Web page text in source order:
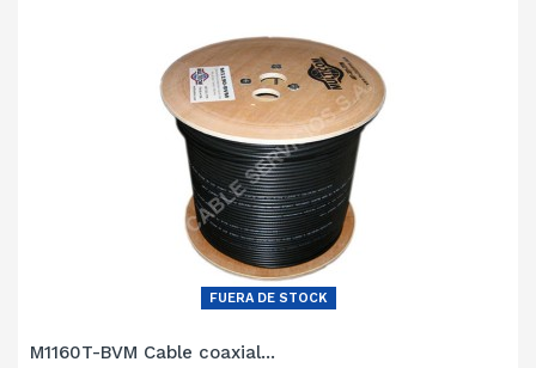
FUERA DE STOCK
M1160T-BVM Cable coaxial...